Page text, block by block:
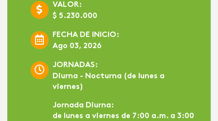
VALOR:
$ 5.230.000
FECHA DE INICIO:
Ago 03, 2026
JORNADAS:
Diurna - Nocturna (de lunes a
viernes)
Jornada Diurna:
de lunes a viernes de 7:00 a.m. a 3:00